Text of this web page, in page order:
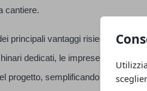
cantiere.
principali vantaggi risiede proprio
dedicati, le imprese possono
progetto, semplificando la